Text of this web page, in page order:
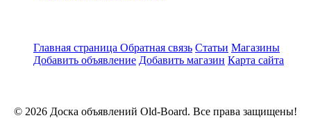
Главная страница Обратная связь Статьи Магазины
Добавить объявление Добавить магазин Карта сайта
© 2026 Доска объявлений Old-Board. Все права защищены!